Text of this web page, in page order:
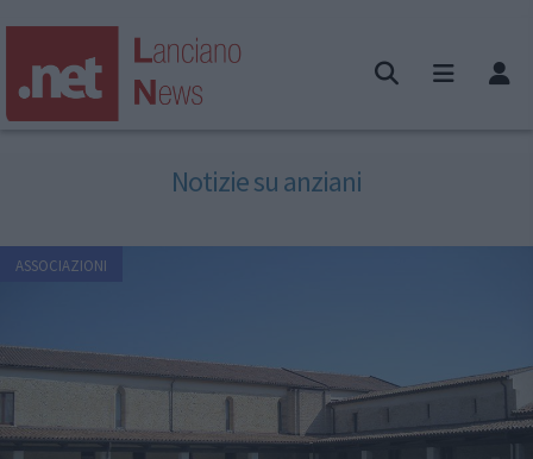
Notizie su anziani
ASSOCIAZIONI